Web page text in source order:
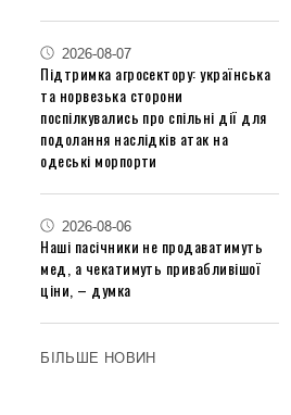
2026-08-07
Підтримка агросектору: українська
та норвезька сторони
поспілкувались про спільні дії для
подолання наслідків атак на
одеські морпорти
2026-08-06
Наші пасічники не продаватимуть
мед, а чекатимуть привабливішої
ціни, – думка
БІЛЬШЕ НОВИН